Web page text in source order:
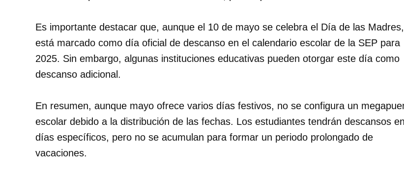
Es importante destacar que, aunque el 10 de mayo se celebra el Día de las
está marcado como día oficial de descanso en el calendario escolar de la SEP para
2025. Sin embargo, algunas instituciones educativas pueden otorgar este día como
descanso adicional.​
En resumen, aunque mayo ofrece varios días festivos, no se configura un
escolar debido a la distribución de las fechas. Los estudiantes tendrán descansos en
días específicos, pero no se acumulan para formar un periodo prolongado de
vacaciones.